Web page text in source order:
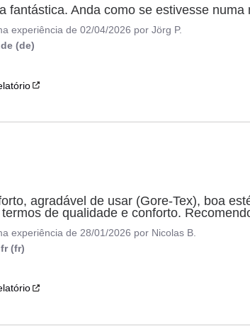
fantástica. Anda como se estivesse numa
experiência de02/04/2026 porJörg P.
(de)
agradável de usar (Gore-Tex), boa
de qualidade e conforto.
experiência de 28/01/2026 por Nicolas B.
(fr)